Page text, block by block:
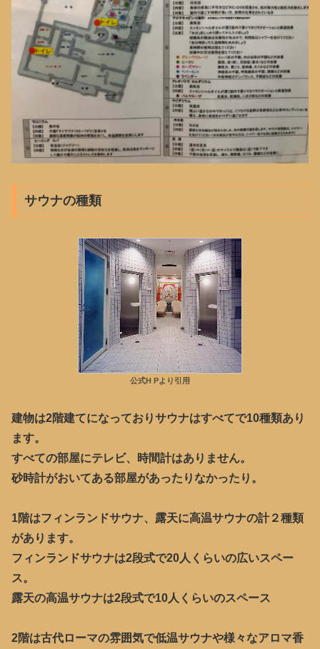
サウナの種類
公式H Pより引用
建物は2階建てになっておりサウナはすべてで10種類あり
ます。
すべての部屋にテレビ、時間計はありません。
砂時計がおいてある部屋があったりなかったり。
1階はフィンランドサウナ、露天に高温サウナの計２種類
があります。
フィンランドサウナは2段式で20人くらいの広いスペー
ス。
露天の高温サウナは2段式で10人くらいのスペース
2階は古代ローマの雰囲気で低温サウナや様々なアロマ香